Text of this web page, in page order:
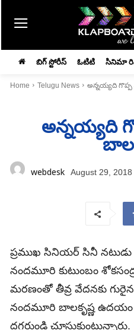
బిగ్ స్టోరీస్ ఓటిటి సినిమా
Home Telugu News అన్నయ్యది గొప్ప
అన్నయ్యది
webdesk August 29, 2018
ప్రముఖ సినియర్‌ సినీ
నందమూరి కుటుంబం
మరణంతో తీవ్ర వేదనకు
నందమూరి బాలకృష్ణ ఉదయం
దగ్గరుండి చూసుకుంటున్నారు.